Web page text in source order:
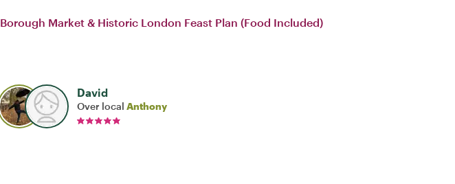
Borough Market & Historic London Feast Plan (Food Included)
David
Over local Anthony